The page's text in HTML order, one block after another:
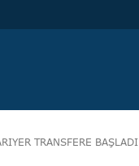
TRANSFERE BAŞLADI